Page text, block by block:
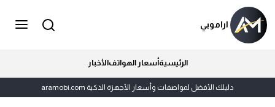
اراموبي
الرئيسيةأسعار الهواتفالأخبار
دليلك الأفضل لمواصفات وأسعار الأجهزة الذكية aramobi.com